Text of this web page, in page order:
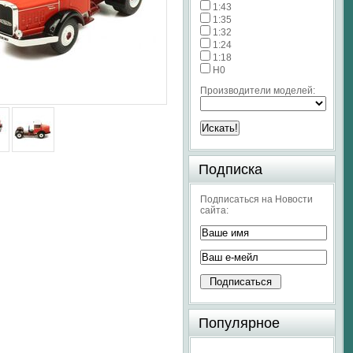
1:43
1:35
1:32
1:24
1:18
H0
Производители моделей:
Подписка
Подписаться на Новости
сайта:
Популярное